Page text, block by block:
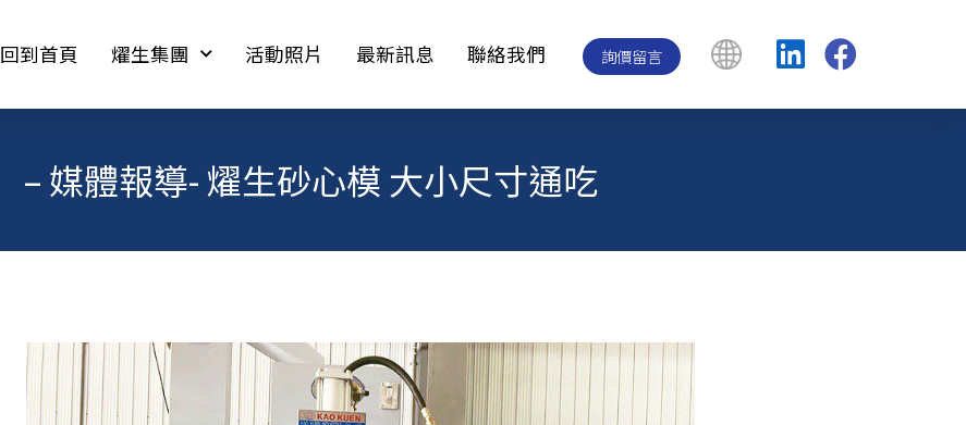
回到首頁 燿生集團 活動照片 最新訊息 聯絡我們 詢價留言
– 媒體報導- 燿生砂心模 大小尺寸通吃